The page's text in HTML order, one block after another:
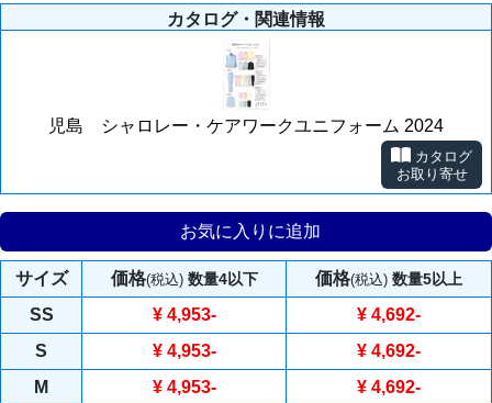
カタログ・関連情報
児島 シャロレー・ケアワークユニフォーム 2024
カタログ
お取り寄せ
お気に入りに追加
サイズ 価格(税込) 数量4以下 価格(税込) 数量5以上
SS ¥ 4,953- ¥ 4,692-
S
¥ 4,953- ¥ 4,692-
M
¥ 4,953- ¥ 4,692-